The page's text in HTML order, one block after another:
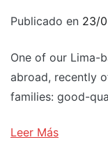
Publicado en 23/
One of our Lima-
abroad, recently
families: good-
Leer Más